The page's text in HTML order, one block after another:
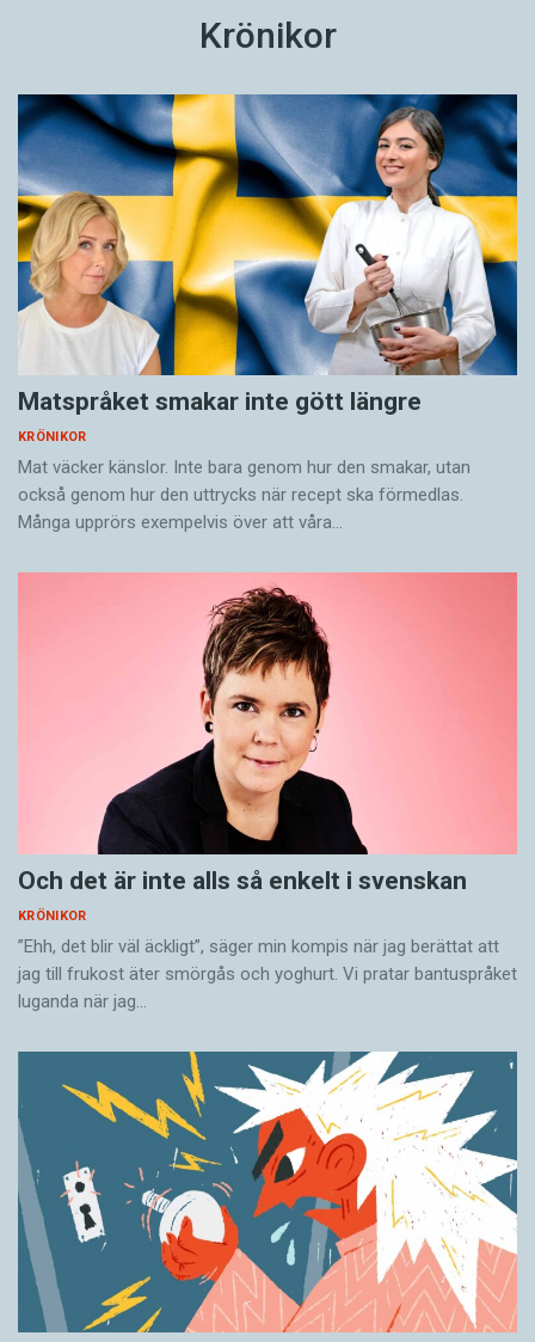
Krönikor
Matspråket smakar inte gött längre
KRÖNIKOR
Mat väcker känslor. Inte bara genom hur den smakar, utan
också genom hur den uttrycks när recept ska förmedlas.
Många upprörs exempelvis över att våra…
Och det är inte alls så enkelt i svenskan
KRÖNIKOR
”Ehh, det blir väl äckligt”, säger min kompis när jag berättat att
jag till frukost äter smörgås och yoghurt. Vi pratar bantuspråket
luganda när jag…